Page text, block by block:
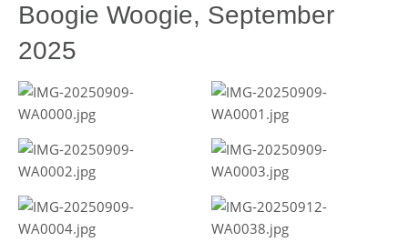
Boogie Woogie, September
2025